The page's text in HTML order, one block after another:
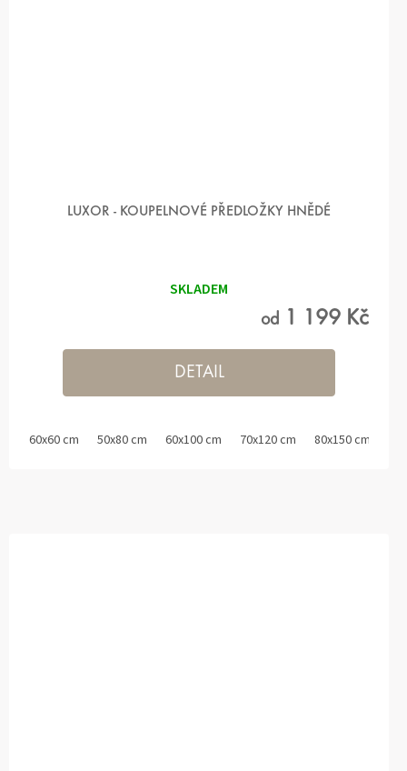
LUXOR - KOUPELNOVÉ PŘEDLOŽKY HNĚDÉ
SKLADEM
od 1 199 Kč
DETAIL
60x60 cm 50x80 cm 60x100 cm 70x120 cm 80x150 cm